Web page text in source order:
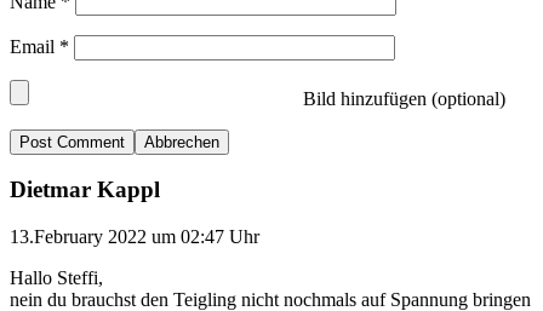
Email *
Bild hinzufügen (optional)
Abbrechen
Dietmar Kappl
13.February 2022 um 02:47 Uhr
Hallo Steffi,
nein du brauchst den Teigling nicht nochmals auf Spannung bringen